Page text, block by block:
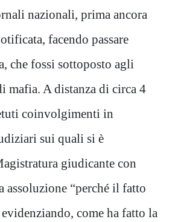
nazionali, prima ancora
facendo passare
che fossi sottoposto agli
mafia. A distanza di circa 4
coinvolgimenti in
sui quali si è
giudicante con
assoluzione “perché il fatto
come ha fatto la